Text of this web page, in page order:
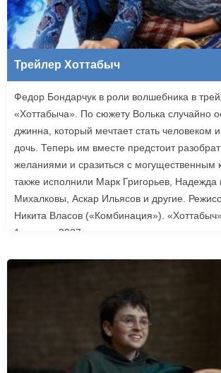
Трейлер Хоттабыч
Федор Бондарчук в роли волшебника в
«Хоттабыча». По сюжету Волька случайно
джинна, который мечтает стать человеком
дочь. Теперь им вместе предстоит
желаниями и сразиться с могущественным
также исполнили Марк Григорьев, Надежда
Михалковы, Аскар Ильясов и другие.
Никита Власов («Комбинация»).
1 января 2027 года.